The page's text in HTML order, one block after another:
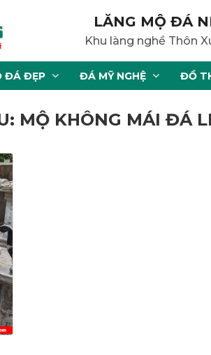
LĂNG MỘ ĐÁ
Khu làng nghề Thôn
ĐÁ ĐẸP ĐÁ MỸ NGHỆ ĐỒ
MỘ KHÔNG MÁI ĐÁ